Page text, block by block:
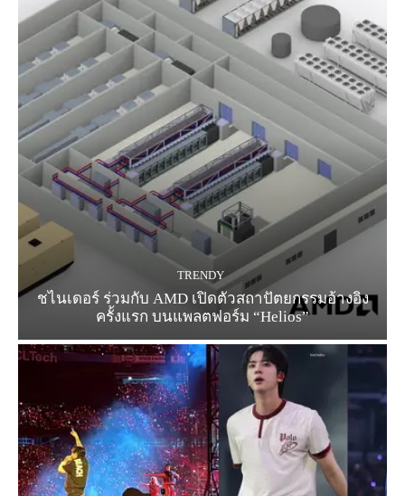
TRENDY
ชไนเดอร์ ร่วมกับ AMD เปิดตัวสถาปัตยกรรมอ้างอิง
ครั้งแรก บนแพลตฟอร์ม “Helios”